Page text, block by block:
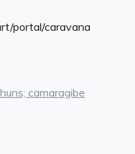
portal/caravana
camaragibe